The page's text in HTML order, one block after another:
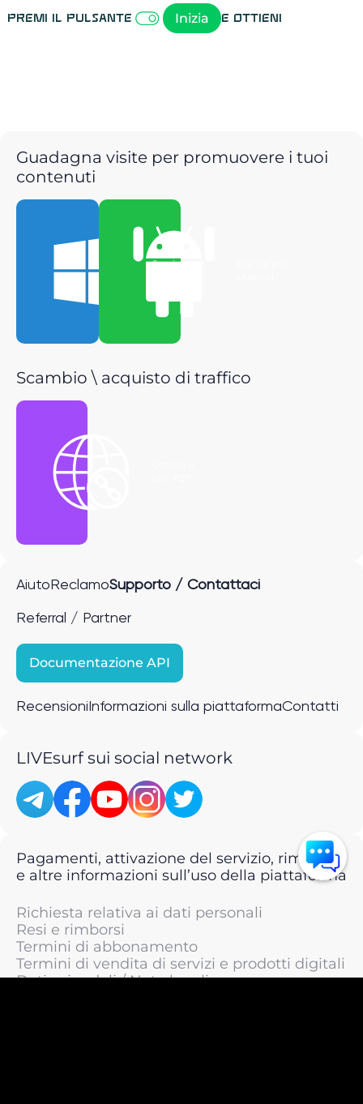
Premi il pulsante Inizia e ottieni
Guadagna visite per promuovere i tuoi
contenuti
Scarica per
Scambio \ acquisto di traffico
Aiuto ReclamoSupporto / Contattaci
Referral / Partner
Documentazione API
Recensioni Informazioni sulla piattaformaContatti
LIVEsurf sui social network
Pagamenti, attivazione del servizio, rimborsi
e altre informazioni sull’uso della piattaforma
Richiesta relativa ai dati personali
Resi e rimborsi
Termini di abbonamento
Termini di vendita di servizi e prodotti digitali
Dati aziendali / Note legali